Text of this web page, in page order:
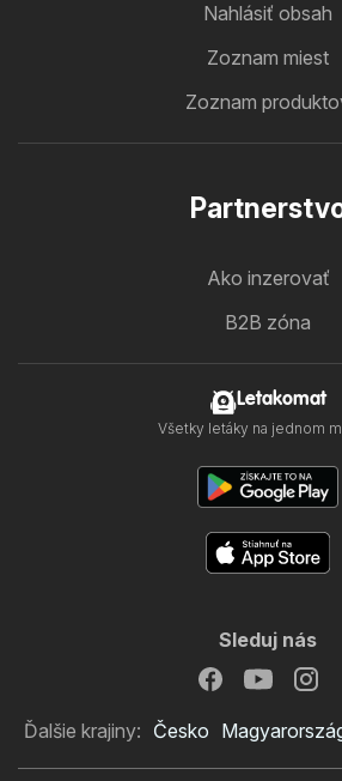
Nahlásiť obsah
Zoznam miest
Zoznam
Ako inzerovať
B2B zóna
Letakomat
Všetky letáky na jednom
Sleduj nás
Ďalšie krajiny: Česko